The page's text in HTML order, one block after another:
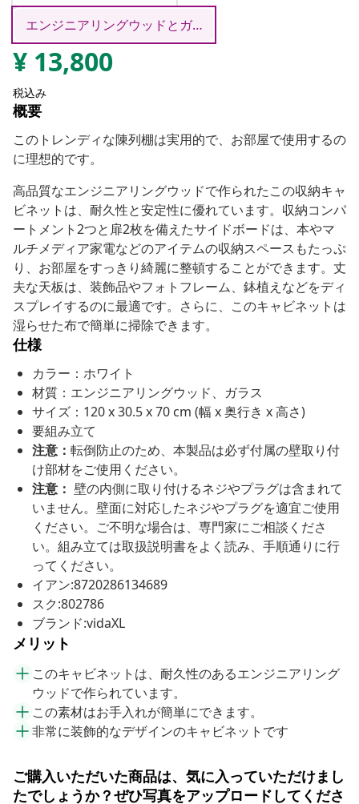
エンジニアリングウッドとガラス
¥ 13,800
税込み
概要
このトレンディな陳列棚は実用的で、お部屋で使用するの
に理想的です。
高品質なエンジニアリングウッドで作られたこの収納キャ
ビネットは、耐久性と安定性に優れています。収納コンパ
ートメント2つと扉2枚を備えたサイドボードは、本やマ
ルチメディア家電などのアイテムの収納スペースもたっぷ
り、お部屋をすっきり綺麗に整頓することができます。丈
夫な天板は、装飾品やフォトフレーム、鉢植えなどをディ
スプレイするのに最適です。さらに、このキャビネットは
湿らせた布で簡単に掃除できます。
仕様
カラー：ホワイト
材質：エンジニアリングウッド、ガラス
サイズ：120 x 30.5 x 70 cm (幅 x 奥行き x 高さ)
要組み立て
注意： 転倒防止のため、本製品は必ず付属の壁取り付
け部材をご使用ください。
注意： 壁の内側に取り付けるネジやプラグは含まれて
いません。壁面に対応したネジやプラグを適宜ご使用
ください。ご不明な場合は、専門家にご相談くださ
い。組み立ては取扱説明書をよく読み、手順通りに行
ってください。
イアン:8720286134689
スク:802786
ブランド:vidaXL
メリット
このキャビネットは、耐久性のあるエンジニアリング
ウッドで作られています。
この素材はお手入れが簡単にできます。
非常に装飾的なデザインのキャビネットです
ご購入いただいた商品は、気に入っていただけまし
たでしょうか？ぜひ写真をアップロードしてくださ